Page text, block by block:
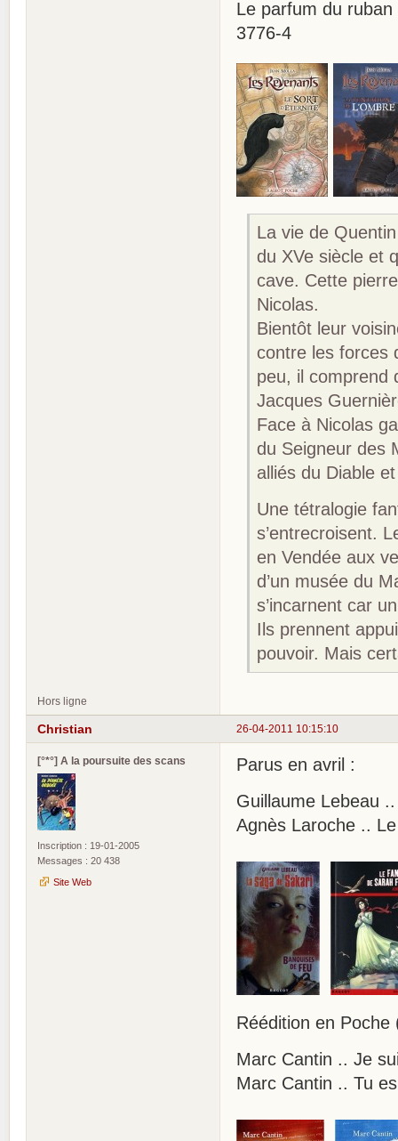
Le parfum du
3776-4
La vie de
du XVe siècle et
cave. Cette
Nicolas.
Bientôt leur
contre les forces
peu, il comprend
Jacques
Face à Nicolas
du Seigneur des
alliés du Diable
Une tétralogie
s’entrecroisent.
en Vendée aux
d’un musée du
s’incarnent car
Ils prennent
pouvoir. Mais
Hors ligne
26-04-2011 10:15:10
Christian
[°*°] A la poursuite des scans
Inscription : 19-01-2005
Messages : 20 438
Site Web
Parus en avril :
Guillaume Lebeau
Agnès Laroche ..
Réédition en
Marc Cantin .. Je
Marc Cantin .. Tu